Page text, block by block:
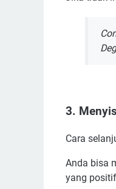
3.
Cara
Anda bisa
yang